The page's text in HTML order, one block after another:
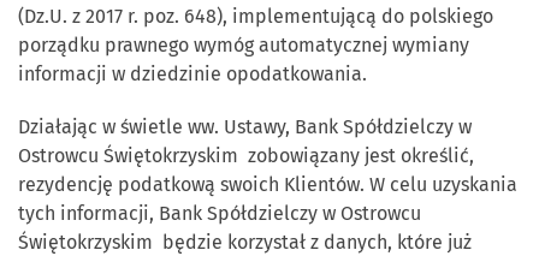
(Dz.U. z 2017 r. poz. 648), implementującą do polskiego
porządku prawnego wymóg automatycznej wymiany
informacji w dziedzinie opodatkowania.
Działając w świetle ww. Ustawy, Bank Spółdzielczy w
Ostrowcu Świętokrzyskim zobowiązany jest określić,
rezydencję podatkową swoich Klientów. W celu uzyskania
tych informacji, Bank Spółdzielczy w Ostrowcu
Świętokrzyskim będzie korzystał z danych, które już